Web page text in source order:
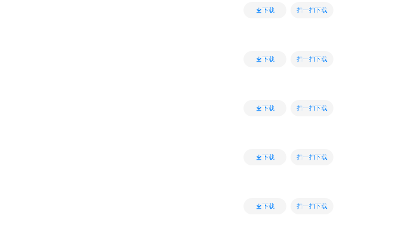
下载 扫一扫下载
下载 扫一扫下载
下载 扫一扫下载
下载 扫一扫下载
下载 扫一扫下载